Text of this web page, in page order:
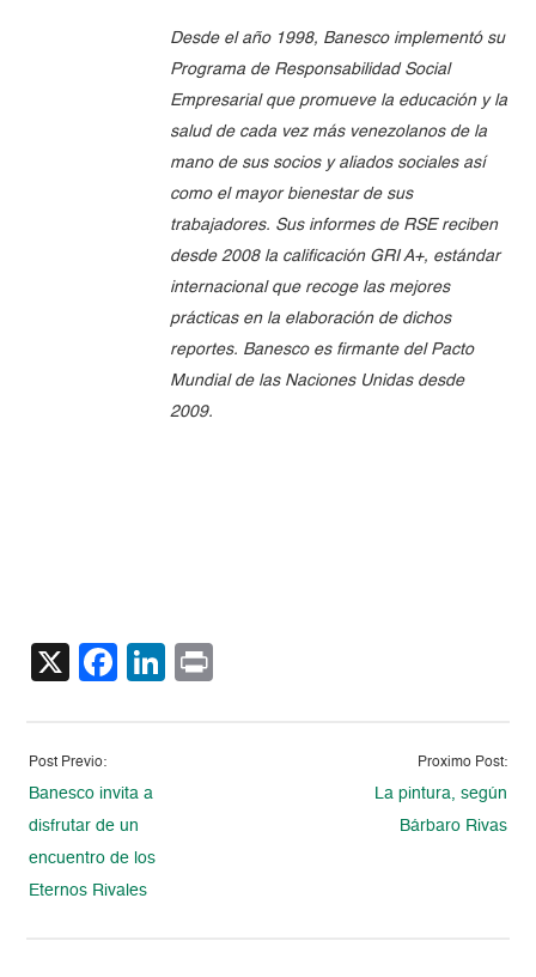
Desde el año 1998, Banesco implementó su
Programa de Responsabilidad Social
Empresarial que promueve la educación y la
salud de cada vez más venezolanos de la
mano de sus socios y aliados sociales así
como el mayor bienestar de sus
trabajadores. Sus informes de RSE reciben
desde 2008 la calificación GRI A+, estándar
internacional que recoge las mejores
prácticas en la elaboración de dichos
reportes. Banesco es firmante del Pacto
Mundial de las Naciones Unidas desde
2009.
X Facebook
LinkedIn
Post Previo:
Banesco invita a
disfrutar de un
encuentro de los
Eternos Rivales
Proximo Post:
La pintura, según
Bárbaro Rivas